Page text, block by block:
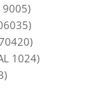
9005)
1024)